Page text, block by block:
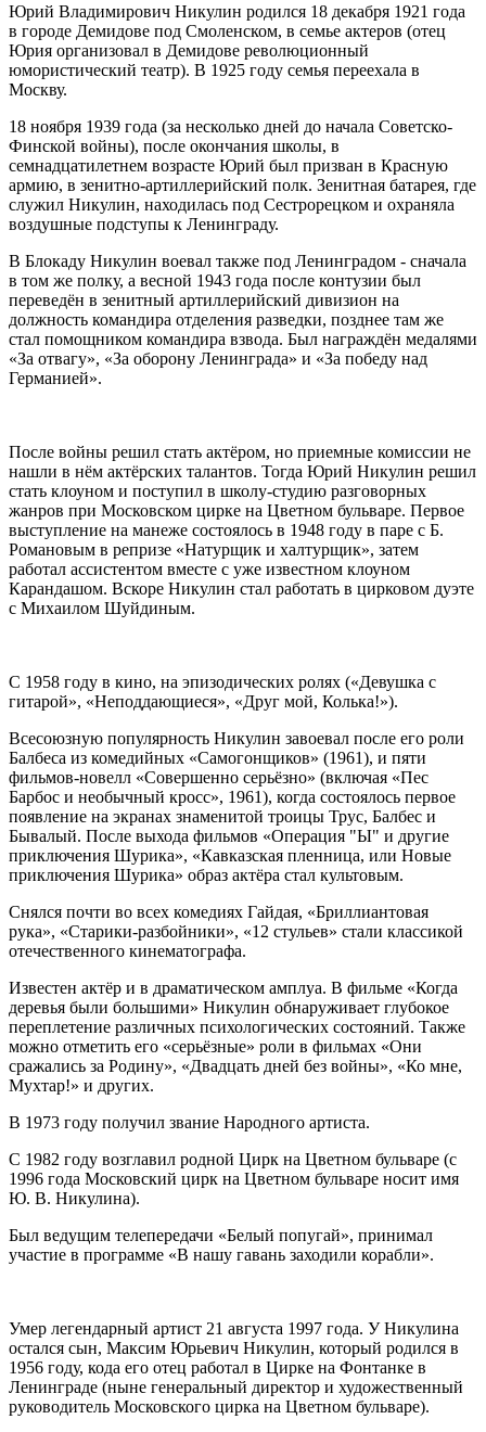
Юрий Владимирович Никулин родился 18 декабря 1921 года
в городе Демидове под Смоленском, в семье актеров (отец
Юрия организовал в Демидове революционный
юмористический театр). В 1925 году семья переехала в
Москву.
18 ноября 1939 года (за несколько дней до начала Советско-
Финской войны), после окончания школы, в
семнадцатилетнем возрасте Юрий был призван в Красную
армию, в зенитно-артиллерийский полк. Зенитная батарея, где
служил Никулин, находилась под Сестрорецком и охраняла
воздушные подступы к Ленинграду.
В Блокаду Никулин воевал также под Ленинградом - сначала
в том же полку, а весной 1943 года после контузии был
переведён в зенитный артиллерийский дивизион на
должность командира отделения разведки, позднее там же
стал помощником командира взвода. Был награждён медалями
«За отвагу», «За оборону Ленинграда» и «За победу над
Германией».
После войны решил стать актёром, но приемные комиссии не
нашли в нём актёрских талантов. Тогда Юрий Никулин решил
стать клоуном и поступил в школу-студию разговорных
жанров при Московском цирке на Цветном бульваре. Первое
выступление на манеже состоялось в 1948 году в паре с Б.
Романовым в репризе «Натурщик и халтурщик», затем
работал ассистентом вместе с уже известном клоуном
Карандашом. Вскоре Никулин стал работать в цирковом дуэте
с Михаилом Шуйдиным.
С 1958 году в кино, на эпизодических ролях («Девушка с
гитарой», «Неподдающиеся», «Друг мой, Колька!»).
Всесоюзную популярность Никулин завоевал после его роли
Балбеса из комедийных «Самогонщиков» (1961), и пяти
фильмов-новелл «Совершенно серьёзно» (включая «Пес
Барбос и необычный кросс», 1961), когда состоялось первое
появление на экранах знаменитой троицы Трус, Балбес и
Бывалый. После выхода фильмов «Операция "Ы" и другие
приключения Шурика», «Кавказская пленница, или Новые
приключения Шурика» образ актёра стал культовым.
Снялся почти во всех комедиях Гайдая, «Бриллиантовая
рука», «Старики-разбойники», «12 стульев» стали классикой
отечественного кинематографа.
Известен актёр и в драматическом амплуа. В фильме «Когда
деревья были большими» Никулин обнаруживает глубокое
переплетение различных психологических состояний. Также
можно отметить его «серьёзные» роли в фильмах «Они
сражались за Родину», «Двадцать дней без войны», «Ко мне,
Мухтар!» и других.
В 1973 году получил звание Народного артиста.
С 1982 году возглавил родной Цирк на Цветном бульваре (с
1996 года Московский цирк на Цветном бульваре носит имя
Ю. В. Никулина).
Был ведущим телепередачи «Белый попугай», принимал
участие в программе «В нашу гавань заходили корабли».
Умер легендарный артист 21 августа 1997 года. У Никулина
остался сын, Максим Юрьевич Никулин, который родился в
1956 году, кода его отец работал в Цирке на Фонтанке в
Ленинграде (ныне генеральный директор и художественный
руководитель Московского цирка на Цветном бульваре).